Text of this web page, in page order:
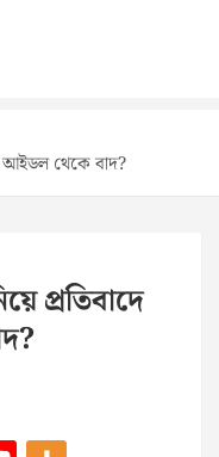
আইডল থেকে বাদ?
প্রতিবাদে